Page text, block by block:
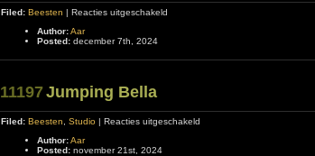
Filed: Beesten | Reacties uitgeschakeldvoor
Author: Aar
Posted:december 7th, 2024
11197Jumping Bella
Filed: Beesten Studio| Reacties uitgeschakeldvoor
Author: Aar
Posted:november 21st, 2024